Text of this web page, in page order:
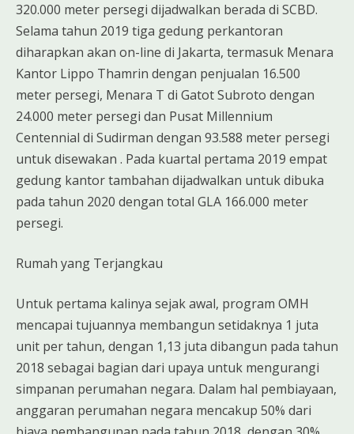
320.000 meter persegi dijadwalkan berada di SCBD.
Selama tahun 2019 tiga gedung perkantoran
diharapkan akan on-line di Jakarta, termasuk Menara
Kantor Lippo Thamrin dengan penjualan 16.500
meter persegi, Menara T di Gatot Subroto dengan
24.000 meter persegi dan Pusat Millennium
Centennial di Sudirman dengan 93.588 meter persegi
untuk disewakan . Pada kuartal pertama 2019 empat
gedung kantor tambahan dijadwalkan untuk dibuka
pada tahun 2020 dengan total GLA 166.000 meter
persegi.
Rumah yang Terjangkau
Untuk pertama kalinya sejak awal, program OMH
mencapai tujuannya membangun setidaknya 1 juta
unit per tahun, dengan 1,13 juta dibangun pada tahun
2018 sebagai bagian dari upaya untuk mengurangi
simpanan perumahan negara. Dalam hal pembiayaan,
anggaran perumahan negara mencakup 50% dari